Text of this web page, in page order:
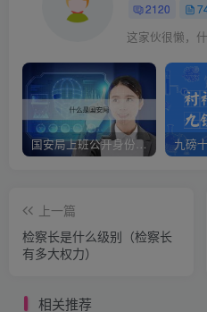
2120
这家伙很懒，
国安局上班公开身份是什么（国安身份对家人保密吗）
上一篇
检察长是什么级别（检察长
有多大权力）
相关推荐